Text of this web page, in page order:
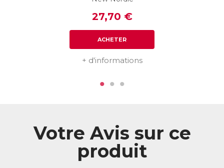
Télécharger la fiche produit
27,70 €
ACHETER
+ d'informations
Votre Avis sur ce
produit